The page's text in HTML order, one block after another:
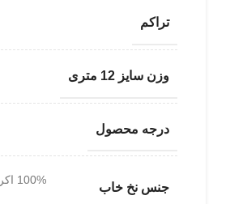
تراکم
وزن سایز 12 متری
درجه محصول
جنس نخ خاب